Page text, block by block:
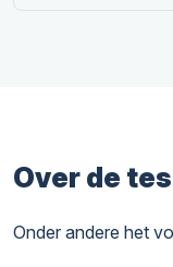
Over de
Onder andere het